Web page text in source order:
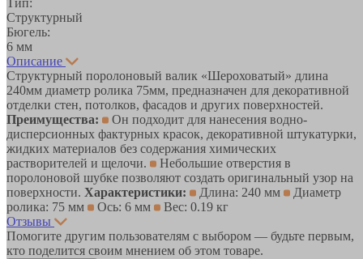
Структурный
Бюгель:
6 мм
Описание
Структурный поролоновый валик «Шероховатый» длина
240мм диаметр ролика 75мм, предназначен для декоративной
отделки стен, потолков, фасадов и других поверхностей.
Преимущества:
Он подходит для нанесения водно-
дисперсионных фактурных красок, декоративной штукатурки,
жидких материалов без содержания химических
растворителей и щелочи.
Небольшие отверстия в
поролоновой шубке позволяют создать оригинальный узор на
поверхности. Характеристики: Длина: 240 мм
Диаметр
ролика: 75 мм
Ось: 6 мм
Вес: 0.19 кг
Отзывы
Помогите другим пользователям с выбором — будьте первым,
кто поделится своим мнением об этом товаре.